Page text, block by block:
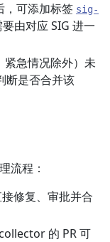
，可添加标签 sig-
要由对应 SIG 进一
急情况除外）未
断是否合并该
流程：
修复、审批并合
的 PR 可